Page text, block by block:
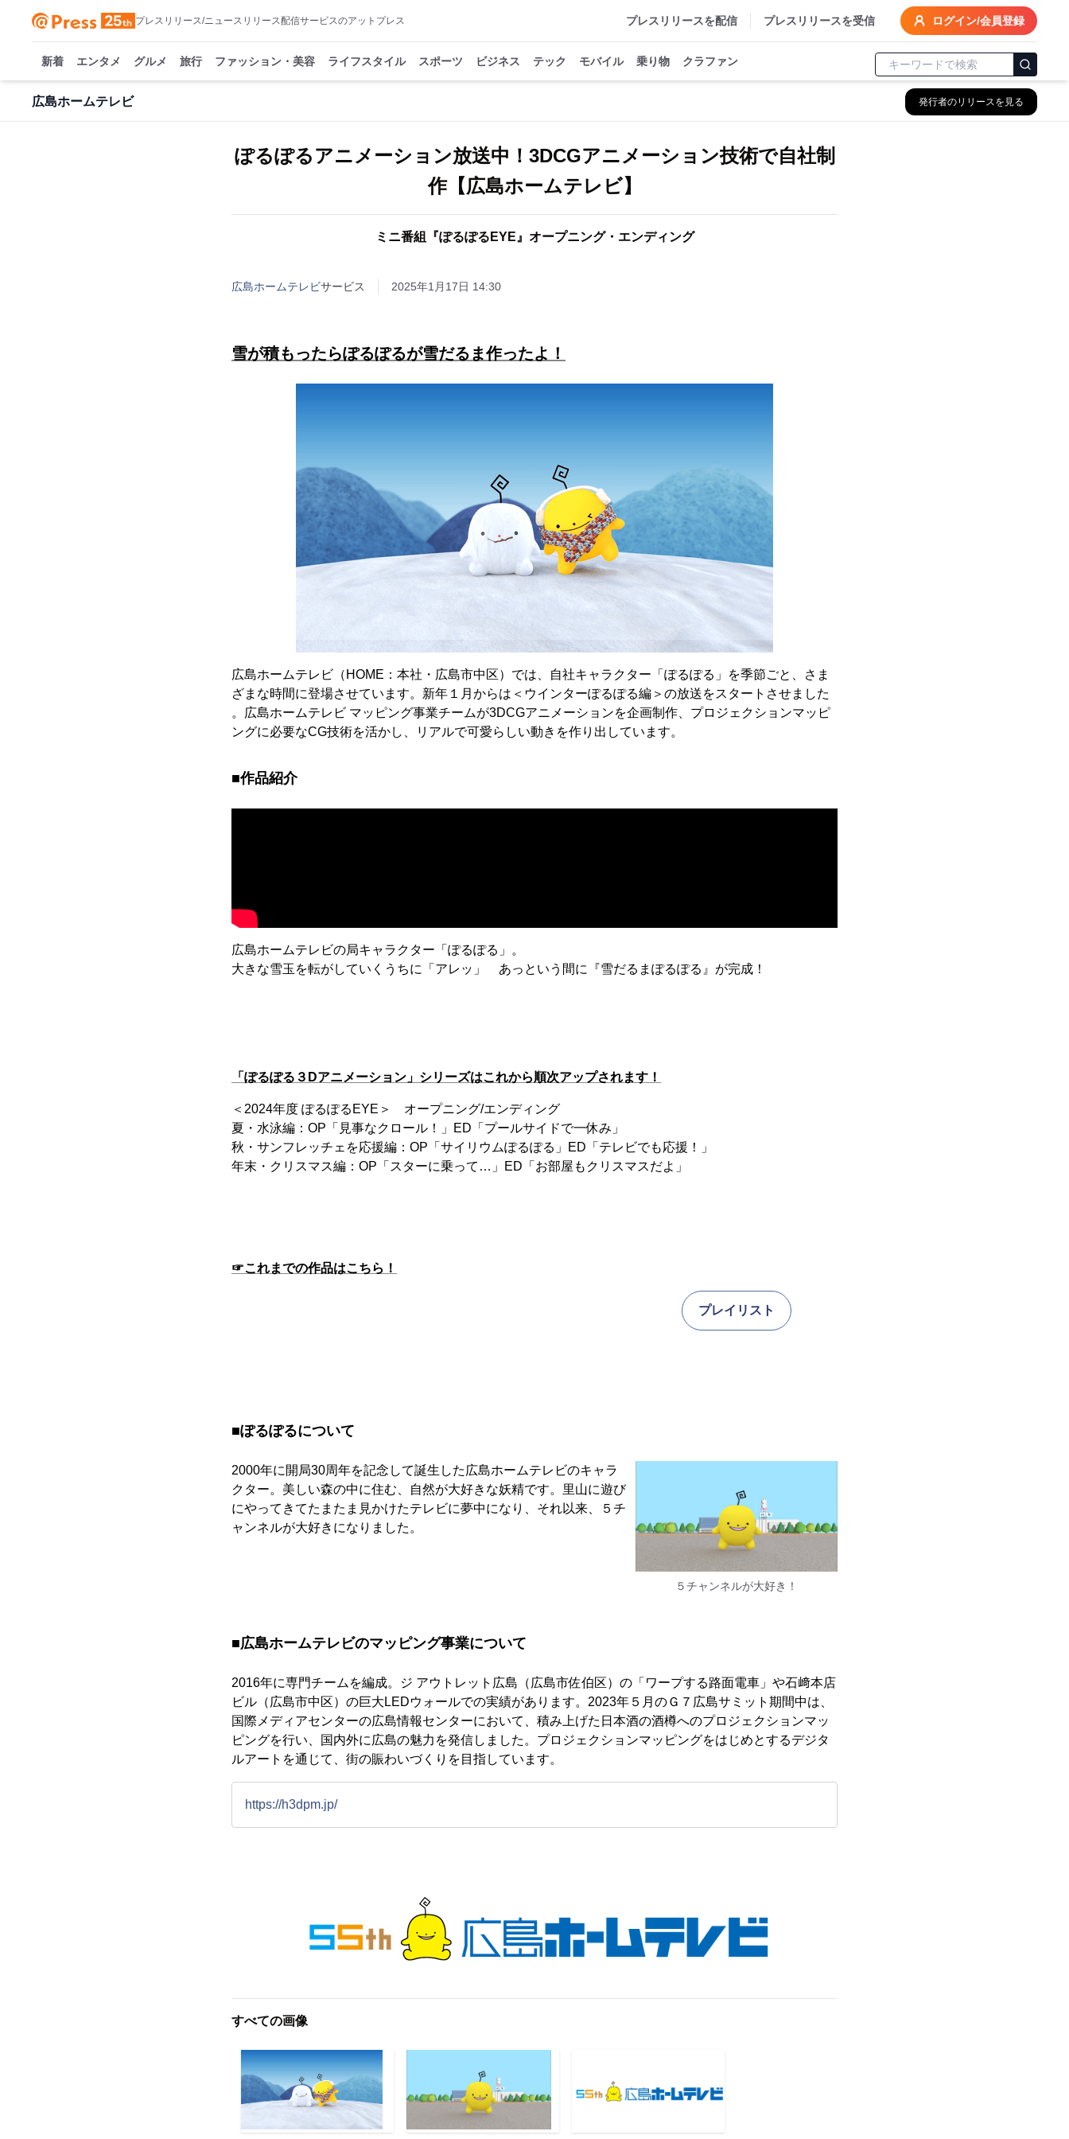
プレスリリース/ニュースリリース配信サービスのアットプレス プレスリリースを配信 プレスリリースを受信 ログイン/会員登録
新着 エンタメ グルメ 旅行 ファッション・美容 ライフスタイル スポーツ ビジネス テック モバイル 乗り物 クラファン
広島ホームテレビ 発行者のリリースを見る
ぽるぽるアニメーション放送中！3DCGアニメーション技術で自社制
作【広島ホームテレビ】
ミニ番組『ぽるぽるEYE』オープニング・エンディング
広島ホームテレビサービス 2025年1月17日 14:30
雪が積もったらぽるぽるが雪だるま作ったよ！
広島ホームテレビ（HOME：本社・広島市中区）では、自社キャラクター「ぽるぽる」を季節ごと、さま
ざまな時間に登場させています。新年１月からは＜ウインターぽるぽる編＞の放送をスタートさせました
。広島ホームテレビ マッピング事業チームが3DCGアニメーションを企画制作、プロジェクションマッピ
ングに必要なCG技術を活かし、リアルで可愛らしい動きを作り出しています。
■作品紹介
広島ホームテレビの局キャラクター「ぽるぽる」。
大きな雪玉を転がしていくうちに「アレッ」 あっという間に『雪だるまぽるぽる』が完成！
「ぽるぽる３Dアニメーション」シリーズはこれから順次アップされます！
＜2024年度 ぽるぽるEYE＞ オープニング/エンディング
夏・水泳編：OP「見事なクロール！」ED「プールサイドで一休み」
秋・サンフレッチェを応援編：OP「サイリウムぽるぽる」ED「テレビでも応援！」
年末・クリスマス編：OP「スターに乗って…」ED「お部屋もクリスマスだよ」
☞これまでの作品はこちら！
プレイリスト
■ぽるぽるについて
2000年に開局30周年を記念して誕生した広島ホームテレビのキャラ
クター。美しい森の中に住む、自然が大好きな妖精です。里山に遊び
にやってきてたまたま見かけたテレビに夢中になり、それ以来、５チ
ャンネルが大好きになりました。
５チャンネルが大好き！
■広島ホームテレビのマッピング事業について
2016年に専門チームを編成。ジ アウトレット広島（広島市佐伯区）の「ワープする路面電車」や石﨑本店
ビル（広島市中区）の巨大LEDウォールでの実績があります。2023年５月のＧ７広島サミット期間中は、
国際メディアセンターの広島情報センターにおいて、積み上げた日本酒の酒樽へのプロジェクションマッ
ピングを行い、国内外に広島の魅力を発信しました。プロジェクションマッピングをはじめとするデジタ
ルアートを通じて、街の賑わいづくりを目指しています。
https://h3dpm.jp/
すべての画像